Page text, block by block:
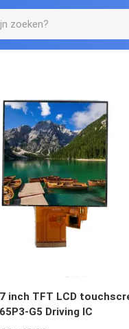
inch TFT LCD
G5 Driving IC